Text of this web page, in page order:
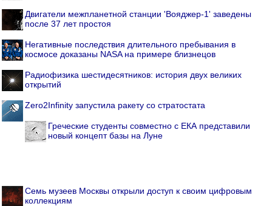
Двигатели межпланетной станции 'Вояджер-1' заведены
после 37 лет простоя
Негативные последствия длительного пребывания в
космосе доказаны NASA на примере близнецов
Радиофизика шестидесятников: история двух великих
открытий
Zero2Infinity запустила ракету со стратостата
Греческие студенты совместно с ЕКА представили
новый концепт базы на Луне
Семь музеев Москвы открыли доступ к своим цифровым
коллекциям